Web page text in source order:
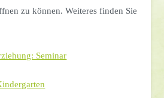
zu können. Weiteres finden Sie
Seminar